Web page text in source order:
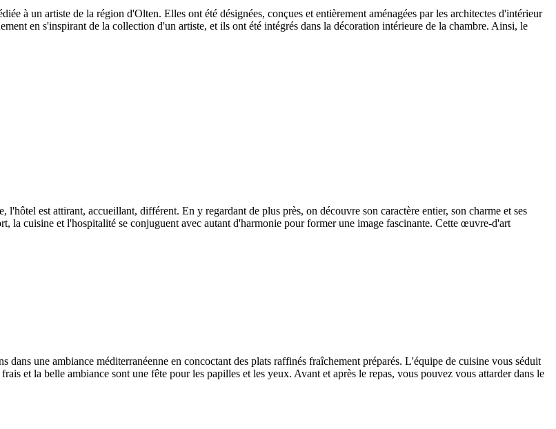
à un artiste de la région d'Olten. Elles ont été désignées, conçues et entièrement aménagées par les architectes d'intérieur
en s'inspirant de la collection d'un artiste, et ils ont été intégrés dans la décoration intérieure de la chambre. Ainsi, le
est attirant, accueillant, différent. En y regardant de plus près, on découvre son caractère entier, son charme et ses
la cuisine et l'hospitalité se conjuguent avec autant d'harmonie pour former une image fascinante. Cette œuvre-d'art
une ambiance méditerranéenne en concoctant des plats raffinés fraîchement préparés. L'équipe de cuisine vous séduit
et la belle ambiance sont une fête pour les papilles et les yeux. Avant et après le repas, vous pouvez vous attarder dans le